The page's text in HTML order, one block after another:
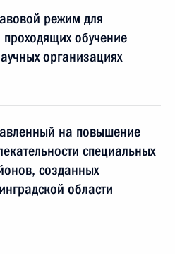
режим для
обучение
организациях
на повышение
специальных
созданных
области